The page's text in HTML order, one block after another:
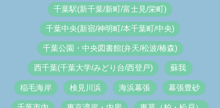
千葉駅(新千葉/新町/富士見/栄町)
千葉中央(新宿/神明町/本千葉町/中央)
千葉公園・中央図書館(弁天/松波/椿森)
西千葉(千葉大学/みどり台/西登戸) 蘇我
稲毛海岸 検見川浜 海浜幕張 幕張豊砂